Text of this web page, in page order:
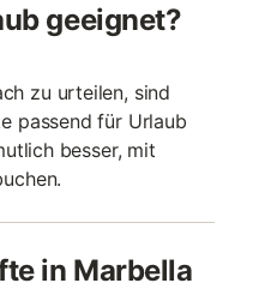
geeignet?
zu urteilen, sind
passend für Urlaub
besser, mit
in Marbella